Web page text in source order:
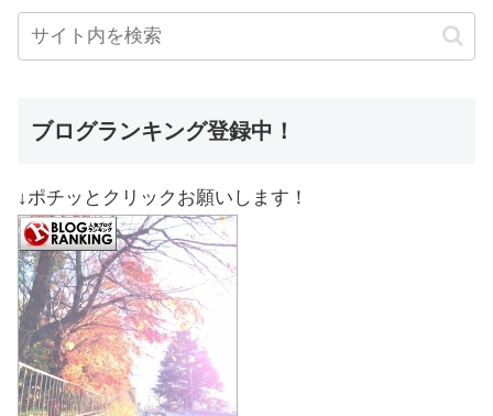
ブログランキング登録中！
↓ポチッとクリックお願いします！